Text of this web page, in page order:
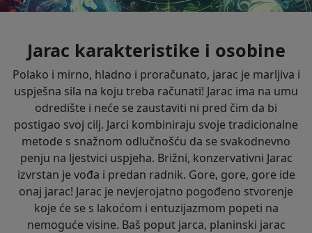
Jarac karakteristike i osobine
Polako i mirno, hladno i proračunato, jarac je marljiva i
uspješna sila na koju treba računati! Jarac ima na umu
odredište i neće se zaustaviti ni pred čim da bi
postigao svoj cilj. Jarci kombiniraju svoje tradicionalne
metode s snažnom odlučnošću da se svakodnevno
penju na ljestvici uspjeha. Brižni, konzervativni Jarac
izvrstan je vođa i predan radnik. Gore, gore, gore ide
onaj jarac! Jarac je nevjerojatno pogođeno stvorenje
koje će se s lakoćom i entuzijazmom popeti na
nemoguće visine. Baš poput jarca, planinski jarac